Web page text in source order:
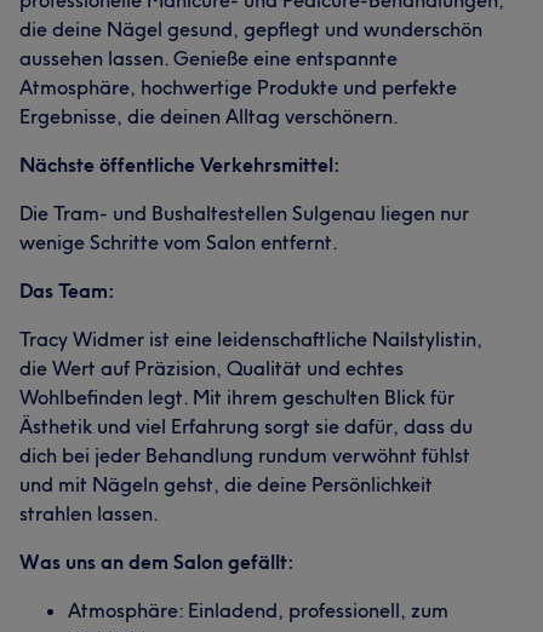
die deine Nägel gesund, gepflegt und wunderschön
aussehen lassen. Genieße eine entspannte
Atmosphäre, hochwertige Produkte und perfekte
Ergebnisse, die deinen Alltag verschönern.
Nächste öffentliche Verkehrsmittel:
Die Tram- und Bushaltestellen Sulgenau liegen nur
wenige Schritte vom Salon entfernt.
Das Team:
Tracy Widmer ist eine leidenschaftliche Nailstylistin,
die Wert auf Präzision, Qualität und echtes
Wohlbefinden legt. Mit ihrem geschulten Blick für
Ästhetik und viel Erfahrung sorgt sie dafür, dass du
dich bei jeder Behandlung rundum verwöhnt fühlst
und mit Nägeln gehst, die deine Persönlichkeit
strahlen lassen.
Was uns an dem Salon gefällt:
Atmosphäre: Einladend, professionell, zum